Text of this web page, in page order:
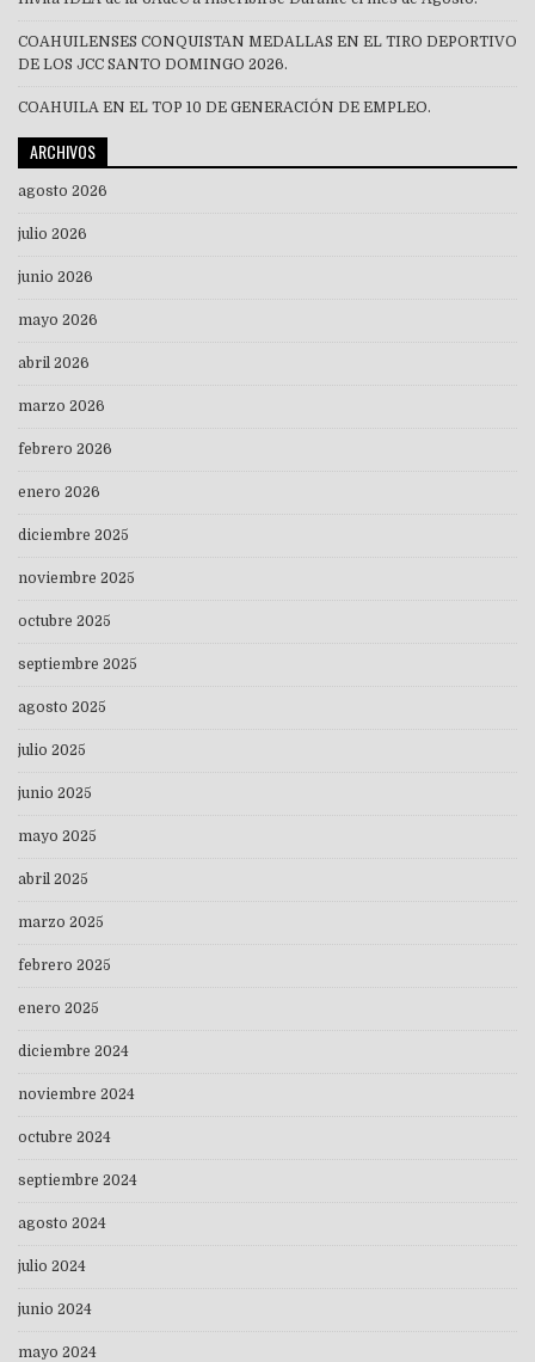
COAHUILENSES CONQUISTAN MEDALLAS EN EL TIRO DEPORTIVO
DE LOS JCC SANTO DOMINGO 2026.
COAHUILA EN EL TOP 10 DE GENERACIÓN DE EMPLEO.
ARCHIVOS
agosto 2026
julio 2026
junio 2026
mayo 2026
abril 2026
marzo 2026
febrero 2026
enero 2026
diciembre 2025
noviembre 2025
octubre 2025
septiembre 2025
agosto 2025
julio 2025
junio 2025
mayo 2025
abril 2025
marzo 2025
febrero 2025
enero 2025
diciembre 2024
noviembre 2024
octubre 2024
septiembre 2024
agosto 2024
julio 2024
junio 2024
mayo 2024